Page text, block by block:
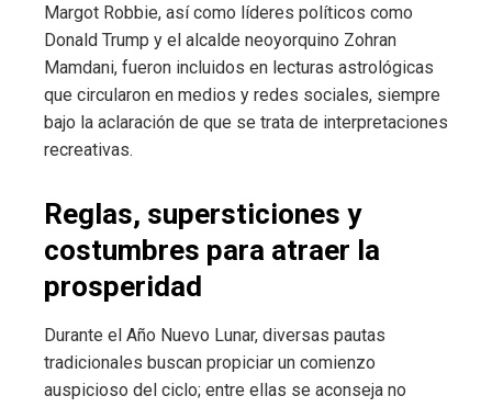
Margot Robbie, así como líderes políticos como
Donald Trump y el alcalde neoyorquino Zohran
Mamdani, fueron incluidos en lecturas astrológicas
que circularon en medios y redes sociales, siempre
bajo la aclaración de que se trata de interpretaciones
recreativas.
Reglas, supersticiones y
costumbres para atraer la
prosperidad
Durante el Año Nuevo Lunar, diversas pautas
tradicionales buscan propiciar un comienzo
auspicioso del ciclo; entre ellas se aconseja no